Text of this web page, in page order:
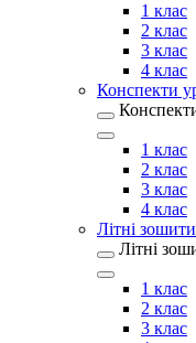
1 клас
2 клас
3 клас
4 клас
Конспекти
1 клас
2 клас
3 клас
4 клас
Літні зошити
Літні
1 клас
2 клас
3 клас